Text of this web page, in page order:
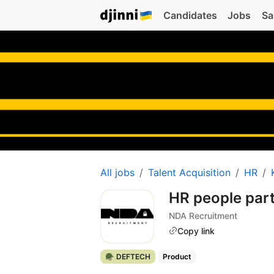
Candidates Jobs
All jobs Talent Acquisition HR
HR people
NDA Recruitment
Copy link
🪖 DEFTECH Product